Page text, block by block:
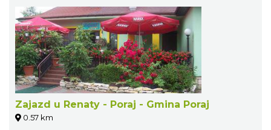
Zajazd u Renaty - Poraj - Gmina Poraj
0.57 km